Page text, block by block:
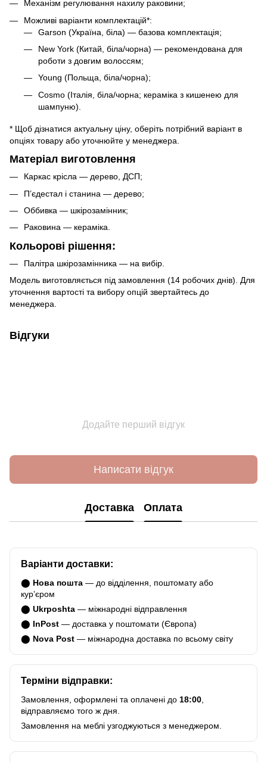
Механізм регулювання нахилу раковини;
Можливі варіанти комплектацій*:
Garson (Україна, біла) — базова комплектація;
New York (Китай, біла/чорна) — рекомендована для
роботи з довгим волоссям;
Young (Польща, біла/чорна);
Cosmo (Італія, біла/чорна; кераміка з кишенею для
шампуню).
* Щоб дізнатися актуальну ціну, оберіть потрібний варіант в
опціях товару або уточнюйте у менеджера.
Матеріал виготовлення
Каркас крісла — дерево, ДСП;
П’єдестал і станина — дерево;
Оббивка — шкірозамінник;
Раковина — кераміка.
Кольорові рішення:
Палітра шкірозамінника — на вибір.
Модель виготовляється під замовлення (14 робочих днів). Для
уточнення вартості та вибору опцій звертайтесь до
менеджера.
Відгуки
Додайте перший відгук
Написати відгук
Доставка Оплата
Варіанти доставки:
⬤ Нова пошта — до відділення, поштомату або
курʼєром
⬤ Ukrposhta — міжнародні відправлення
⬤ InPost — доставка у поштомати (Європа)
⬤ Nova Post — міжнародна доставка по всьому світу
Терміни відправки:
Замовлення, оформлені та оплачені до 18:00,
відправляємо того ж дня.
Замовлення на меблі узгоджуються з менеджером.